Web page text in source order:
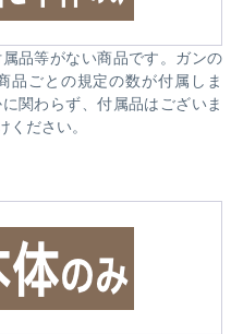
品等がない商品です。ガンの
品ごとの規定の数が付属しま
関わらず、付属品はございま
ださい。